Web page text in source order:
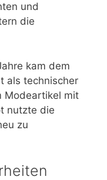
und
die
kam dem
als technischer
Modeartikel mit
nutzte die
zu